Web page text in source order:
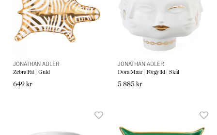
JONATHAN ADLER
Zebra Fat | Guld
649 kr
JONATHAN ADLER
Dora Maar | Förgylld | Skål
5 885 kr